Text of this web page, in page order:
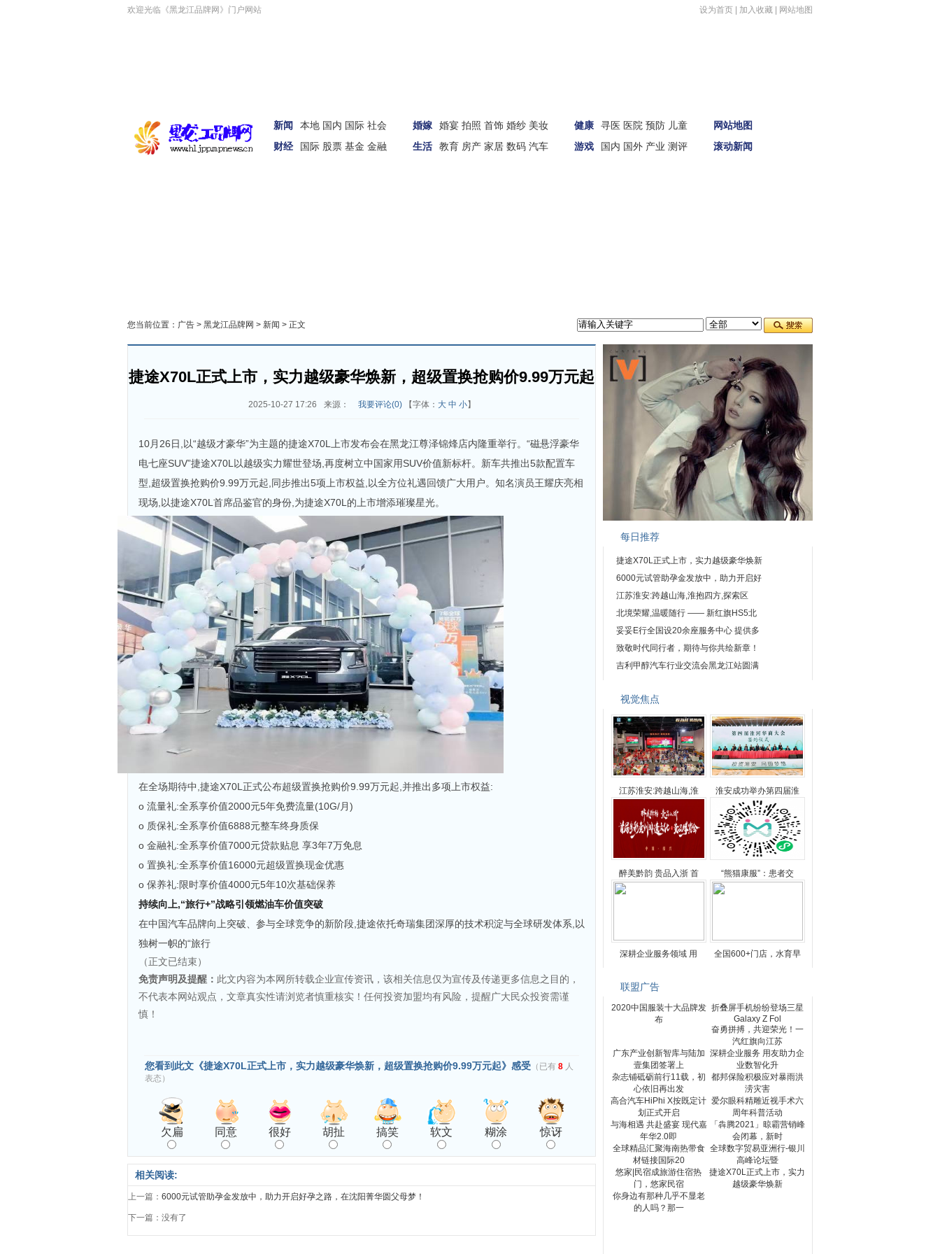
欢迎光临《黑龙江品牌网》门户网站 设为首页 加入收藏 网站地图
新闻 本地 国内 国际 社会
财经
国际 股票 基金 金融
婚嫁 婚宴 拍照 首饰 婚纱 美妆
生活
教育 房产 家居 数码 汽车
健康 寻医 医院 预防 儿童
游戏
国内 国外 产业 测评
网站地图
滚动新闻
您当前位置： 广告 > 黑龙江品牌网 > 新闻 > 正文
捷途X70L正式上市，实力越级豪华焕新，超级置换抢购价9.99万元起
2025-10-27 17:26 来源： 我要评论(0)【字体： 大 中 小】
10月26日,以“越级才豪华”为主题的捷途X70L上市发布会在黑龙江尊泽锦烽店内隆重举行。“磁悬浮豪华
电七座SUV”捷途X70L以越级实力耀世登场,再度树立中国家用SUV价值新标杆。新车共推出5款配置车
型,超级置换抢购价9.99万元起,同步推出5项上市权益,以全方位礼遇回馈广大用户。知名演员王耀庆亮相
现场,以捷途X70L首席品鉴官的身份,为捷途X70L的上市增添璀璨星光。
在全场期待中,捷途X70L正式公布超级置换抢购价9.99万元起,并推出多项上市权益:
o 流量礼:全系享价值2000元5年免费流量(10G/月)
o 质保礼:全系享价值6888元整车终身质保
o 金融礼:全系享价值7000元贷款贴息 享3年7万免息
o 置换礼:全系享价值16000元超级置换现金优惠
o 保养礼:限时享价值4000元5年10次基础保养
持续向上,“旅行+”战略引领燃油车价值突破
在中国汽车品牌向上突破、参与全球竞争的新阶段,捷途依托奇瑞集团深厚的技术积淀与全球研发体系,以
独树一帜的“旅行
（正文已结束）
免责声明及提醒： 此文内容为本网所转载企业宣传资讯，该相关信息仅为宣传及传递更多信息之目的，
不代表本网站观点，文章真实性请浏览者慎重核实！任何投资加盟均有风险，提醒广大民众投资需谨
慎！
您看到此文《捷途X70L正式上市，实力越级豪华焕新，超级置换抢购价9.99万元起》感受 （已有 8 人
表态）
欠扁 同意 很好 胡扯 搞笑 软文 糊涂 惊讶
相关阅读:
上一篇： 6000元试管助孕金发放中，助力开启好孕之路，在沈阳菁华圆父母梦！
下一篇：没有了
每日推荐
捷途X70L正式上市，实力越级豪华焕新
6000元试管助孕金发放中，助力开启好
江苏淮安:跨越山海,淮抱四方,探索区
北境荣耀,温暖随行 —— 新红旗HS5北
妥妥E行全国设20余座服务中心 提供多
致敬时代同行者，期待与你共绘新章！
吉利甲醇汽车行业交流会黑龙江站圆满
视觉焦点
江苏淮安:跨越山海,淮 淮安成功举办第四届淮
醉美黔韵 贵品入浙 首 “熊猫康服”：患者交
深耕企业服务领域 用 全国600+门店，水育早
联盟广告
2020中国服装十大品牌发
布
折叠屏手机纷纷登场三星
Galaxy Z Fol
奋勇拼搏，共迎荣光！一
汽红旗向江苏
广东产业创新智库与陆加
壹集团签署上
深耕企业服务 用友助力企
业数智化升
杂志铺砥砺前行11载，初
心依旧再出发
都邦保险积极应对暴雨洪
涝灾害
高合汽车HiPhi X按既定计
划正式开启
爱尔眼科精雕近视手术六
周年科普活动
与海相遇 共赴盛宴 现代嘉
年华2.0即
「犇腾2021」晾霸营销峰
会闭幕，新时
全球精品汇聚海南热带食
材链接国际20
全球数字贸易亚洲行-银川
高峰论坛暨
悠家|民宿成旅游住宿热
门，悠家民宿
捷途X70L正式上市，实力
越级豪华焕新
你身边有那种几乎不显老
的人吗？那一